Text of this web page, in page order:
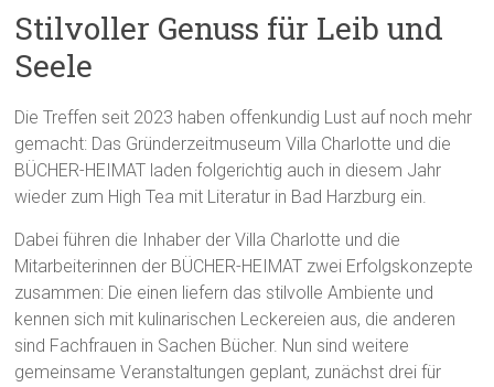
Stilvoller Genuss für Leib und
Seele
Die Treffen seit 2023 haben offenkundig Lust auf noch mehr
gemacht: Das Gründerzeitmuseum Villa Charlotte und die
BÜCHER-HEIMAT laden folgerichtig auch in diesem Jahr
wieder zum High Tea mit Literatur in Bad Harzburg ein.
Dabei führen die Inhaber der Villa Charlotte und die
Mitarbeiterinnen der BÜCHER-HEIMAT zwei Erfolgskonzepte
zusammen: Die einen liefern das stilvolle Ambiente und
kennen sich mit kulinarischen Leckereien aus, die anderen
sind Fachfrauen in Sachen Bücher. Nun sind weitere
gemeinsame Veranstaltungen geplant, zunächst drei für